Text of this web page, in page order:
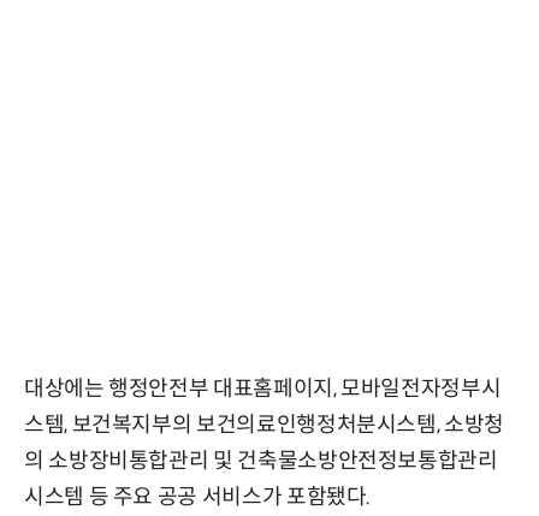
대상에는 행정안전부 대표홈페이지, 모바일전자정부시
스템, 보건복지부의 보건의료인행정처분시스템, 소방청
의 소방장비통합관리 및 건축물소방안전정보통합관리
시스템 등 주요 공공 서비스가 포함됐다.